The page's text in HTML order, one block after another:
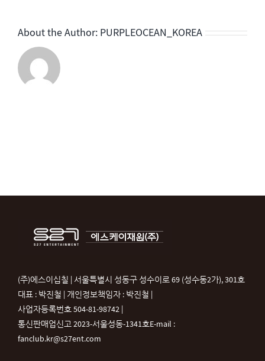
About the Author: PURPLEOCEAN_KOREA
(주)에스이십칠 | 서울특별시 성동구 성수이로 69 (성수동2가), 301호
대표 : 박진철 | 개인정보책임자 : 박진철 |
사업자등록번호 504-81-98742 |
통신판매업신고 2023-서울성동-1341호E-mail :
fanclub.kr@s27ent.com